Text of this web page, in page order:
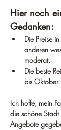
Hier noch
Gedanken:
Die Preise
anderen
moderat.
Die beste
bis Oktober.
Ich hoffe, mein
die schöne
Angebote